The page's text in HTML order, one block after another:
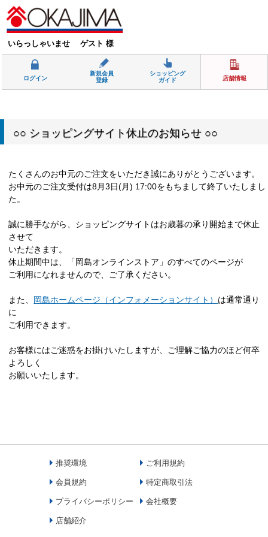
いらっしゃいませ ゲスト 様
ログイン
新規会員
登録
ショッピング
ガイド
店舗情報
○○ ショッピングサイト休止のお知らせ ○○
たくさんのお中元のご注文をいただき誠にありがとうございます。
お中元のご注文受付は8月3日(月) 17:00をもちまして終了いたしまし
た。
誠に勝手ながら、ショッピングサイトはお歳暮の承り開始まで休止
させて
いただきます。
休止期間中は、「岡島オンラインストア」のすべてのページが
ご利用になれませんので、ご了承ください。
また、 岡島ホームページ（インフォメーションサイト） は通常通り
に
ご利用できます。
お客様にはご迷惑をお掛けいたしますが、ご理解ご協力のほど何卒
よろしく
お願いいたします。
推奨環境 ご利用規約
会員規約 特定商取引法
プライバシーポリシー 会社概要
店舗紹介